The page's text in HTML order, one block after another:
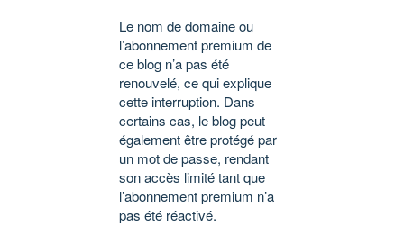
Le nom de domaine ou
l’abonnement premium de
ce blog n’a pas été
renouvelé, ce qui explique
cette interruption. Dans
certains cas, le blog peut
également être protégé par
un mot de passe, rendant
son accès limité tant que
l’abonnement premium n’a
pas été réactivé.